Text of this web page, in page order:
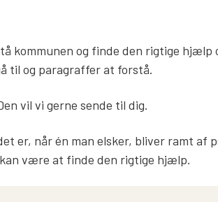
kommunen og finde den rigtige hjælp
til og paragraffer at forstå.
vil vi gerne sende til dig.
er, når én man elsker, bliver ramt af
være at finde den rigtige hjælp.